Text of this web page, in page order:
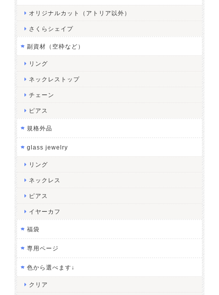
オリジナルカット（アトリア以外）
さくらシェイプ
副資材（空枠など）
リング
ネックレストップ
チェーン
ピアス
規格外品
glass jewelry
リング
ネックレス
ピアス
イヤーカフ
福袋
専用ページ
色から選べます↓
クリア